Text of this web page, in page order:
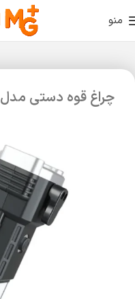
منو
چراغ قوه دستی مدل 3w با نور مهتابی